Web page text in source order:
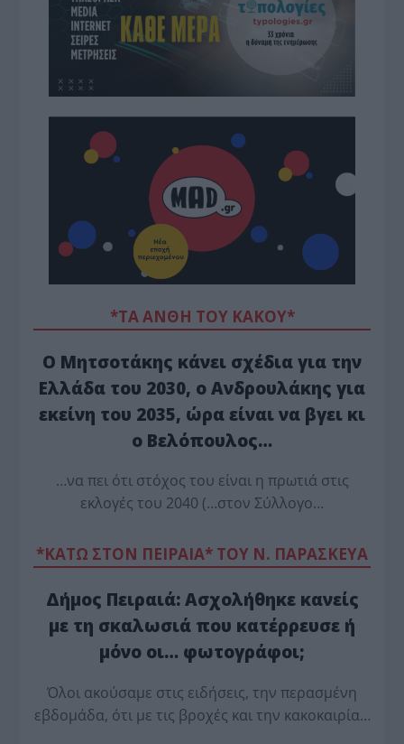
*ΤΑ ΆΝΘΗ ΤΟΥ ΚΑΚΟΎ*
Ο Μητσοτάκης κάνει σχέδια για την
Ελλάδα του 2030, ο Ανδρουλάκης για
εκείνη του 2035, ώρα είναι να βγει κι
ο Βελόπουλος…
…να πει ότι στόχος του είναι η πρωτιά στις
εκλογές του 2040 (…στον Σύλλογο…
*ΚΑΤΩ ΣΤΟΝ ΠΕΙΡΑΙΑ* ΤΟΥ Ν. ΠΑΡΑΣΚΕΥΑ
Δήμος Πειραιά: Ασχολήθηκε κανείς
με τη σκαλωσιά που κατέρρευσε ή
μόνο οι… φωτογράφοι;
Όλοι ακούσαμε στις ειδήσεις, την περασμένη
εβδομάδα, ότι με τις βροχές και την κακοκαιρία…